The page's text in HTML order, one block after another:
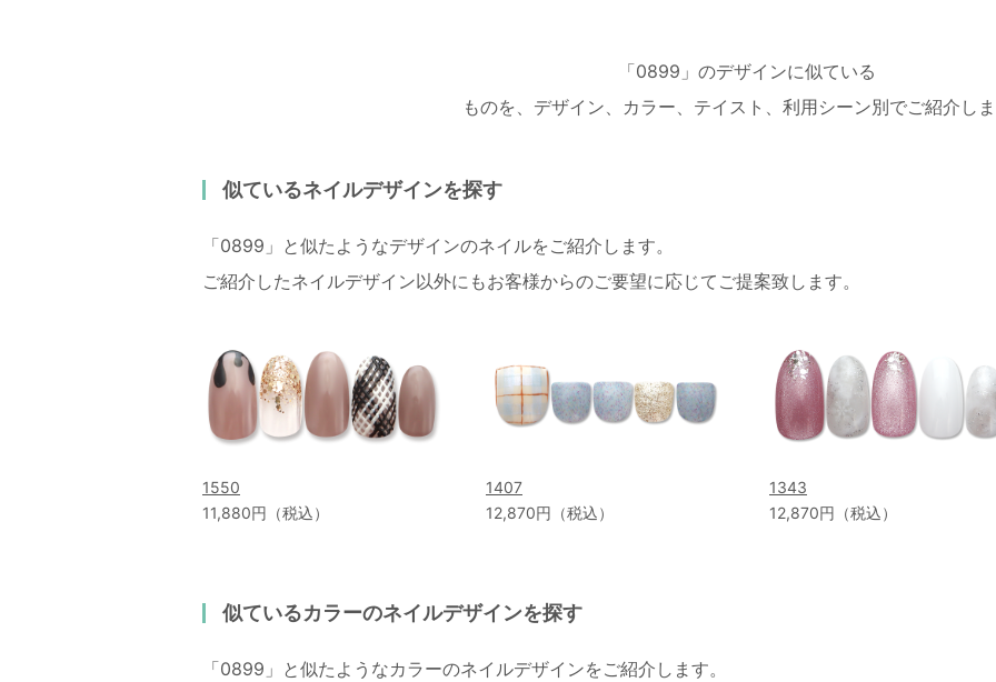
「0899」のデザインに似ている
ものを、デザイン、カラー、テイスト、利用シーン別でご紹介し
似ているネイルデザインを探す
「0899」と似たようなデザインのネイルをご紹介します。
ご紹介したネイルデザイン以外にもお客様からのご要望に応じてご提案致します。
1550
11,880円（税込）
1407
12,870円（税込）
1343
12,870円（税込）
似ているカラーのネイルデザインを探す
「0899」と似たようなカラーのネイルデザインをご紹介します。